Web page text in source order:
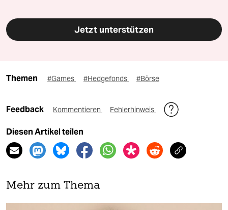
Jetzt unterstützen
Themen #Games #Hedgefonds #Börse
Feedback Kommentieren Fehlerhinweis
Diesen Artikel teilen
Mehr zum Thema